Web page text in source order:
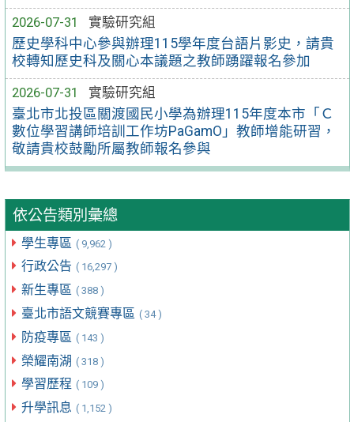
2026-07-31
實驗研究組
歷史學科中心參與辦理115學年度台語片影史，請貴
校轉知歷史科及關心本議題之教師踴躍報名參加
2026-07-31
實驗研究組
臺北市北投區關渡國民小學為辦理115年度本市「Ｃ
數位學習講師培訓工作坊PaGamO」教師增能研習，
敬請貴校鼓勵所屬教師報名參與
依公告類別彙總
學生專區 ( 9,962 )
行政公告 ( 16,297 )
新生專區 ( 388 )
臺北市語文競賽專區 ( 34 )
防疫專區 ( 143 )
榮耀南湖 ( 318 )
學習歷程 ( 109 )
升學訊息 ( 1,152 )